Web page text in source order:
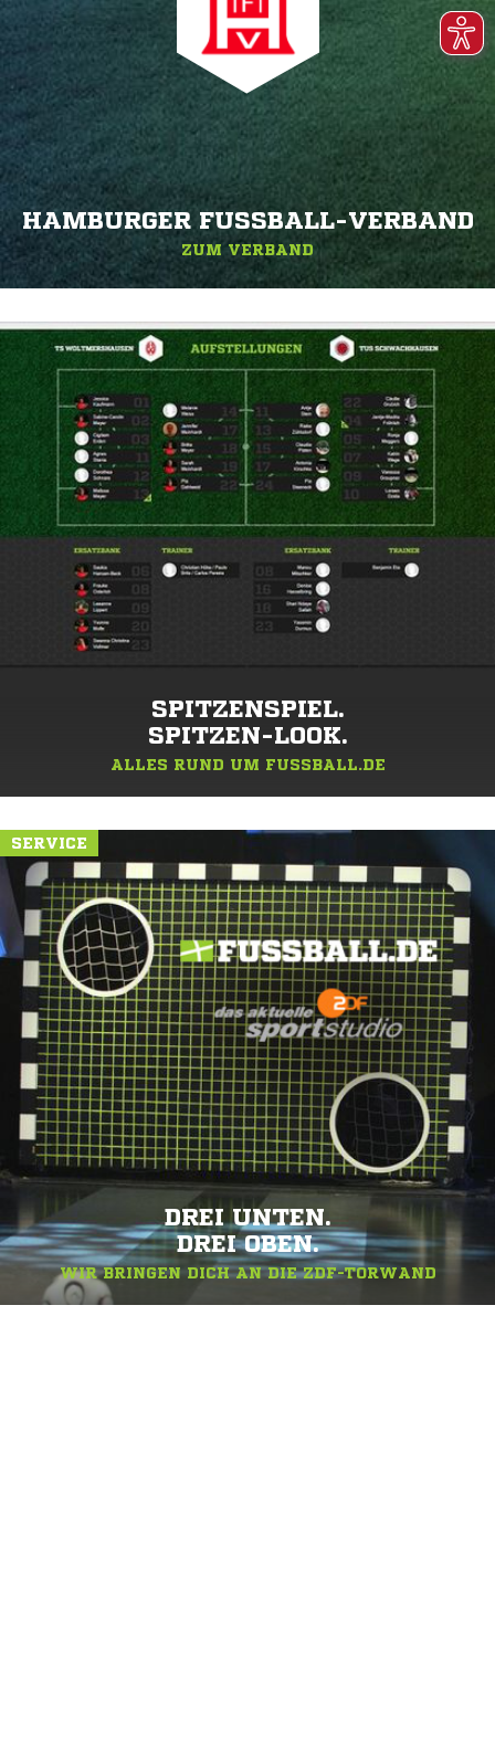
HAMBURGER FUSSBALL-VERBAND
ZUM VERBAND
SPITZENSPIEL.
SPITZEN-LOOK.
ALLES RUND UM FUSSBALL.DE
SERVICE
DREI UNTEN.
DREI OBEN.
WIR BRINGEN DICH AN DIE ZDF-TORWAND